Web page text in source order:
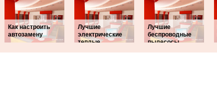
Как настроить
автозамену
Лучшие
электрические
теплые
Лучшие
беспроводные
пылесосы